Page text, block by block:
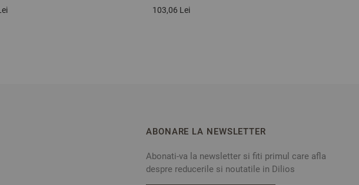
103,06 Lei
ABONARE LA NEWSLETTER
Abonati-va la newsletter si fiti primul care afla
despre reducerile si noutatile in Dilios